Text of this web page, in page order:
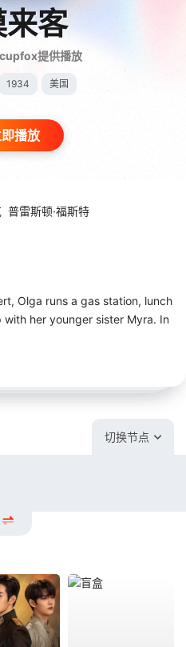
客
提供播放
1934 美国
播放
普雷斯顿·福斯特
Olga runs a gas station, lunch
her younger sister Myra. In
切换节点